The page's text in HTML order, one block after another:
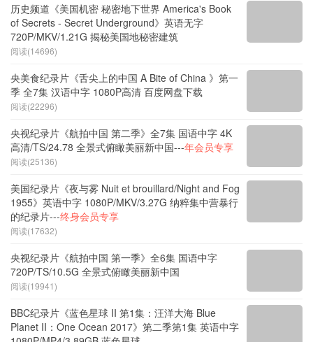
历史频道《美国机密 秘密地下世界 America's Book
of Secrets - Secret Underground》英语无字
720P/MKV/1.21G 揭秘美国地秘密建筑
阅读(14696)
央美食纪录片《舌尖上的中国 A Bite of China 》第一
季 全7集 汉语中字 1080P高清 百度网盘下载
阅读(22296)
央视纪录片《航拍中国 第二季》全7集 国语中字 4K
高清/TS/24.78 全景式俯瞰美丽新中国---年会员专享
阅读(25136)
美国纪录片《夜与雾 Nuit et brouillard/Night and Fog
1955》英语中字 1080P/MKV/3.27G 纳粹集中营暴行
的纪录片---终身会员专享
阅读(17632)
央视纪录片《航拍中国 第一季》全6集 国语中字
720P/TS/10.5G 全景式俯瞰美丽新中国
阅读(19941)
BBC纪录片《蓝色星球 II 第1集：汪洋大海 Blue
Planet II：One Ocean 2017》第二季第1集 英语中字